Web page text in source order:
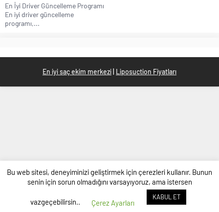
En İyi Driver Güncelleme Programı
En iyi driver güncelleme
programı,...
En iyi saç ekim merkezi Liposuction Fiyatları
Bu web sitesi, deneyiminizi geliştirmek için çerezleri kullanır. Bunun
senin için sorun olmadığını varsayıyoruz, ama istersen
vazgeçebilirsin.. Çerez Ayarları
KABUL ET